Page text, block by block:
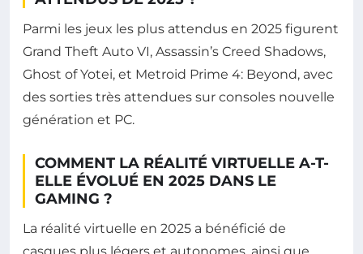
Parmi les jeux les plus attendus en 2025 figurent
Grand Theft Auto VI, Assassin’s Creed Shadows,
Ghost of Yotei, et Metroid Prime 4: Beyond, avec
des sorties très attendues sur consoles nouvelle
génération et PC.
COMMENT LA RÉALITÉ VIRTUELLE A-T-
ELLE ÉVOLUÉ EN 2025 DANS LE
GAMING ?
La réalité virtuelle en 2025 a bénéficié de